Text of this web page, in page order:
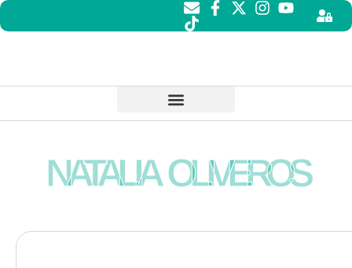
NATALIA OLIVEROS